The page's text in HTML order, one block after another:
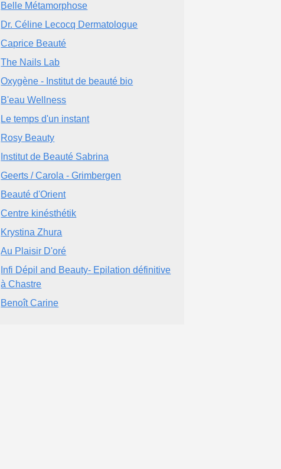
Belle Métamorphose
Dr. Céline Lecocq Dermatologue
Caprice Beauté
The Nails Lab
Oxygène - Institut de beauté bio
B'eau Wellness
Le temps d'un instant
Rosy Beauty
Institut de Beauté Sabrina
Geerts / Carola - Grimbergen
Beauté d'Orient
Centre kinésthétik
Krystina Zhura
Au Plaisir D'oré
Infi Dépil and Beauty- Epilation définitive
à Chastre
Benoît Carine